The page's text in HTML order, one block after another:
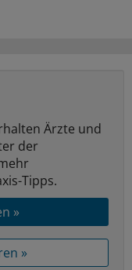
Ärzte und
der
Tipps.
»
»